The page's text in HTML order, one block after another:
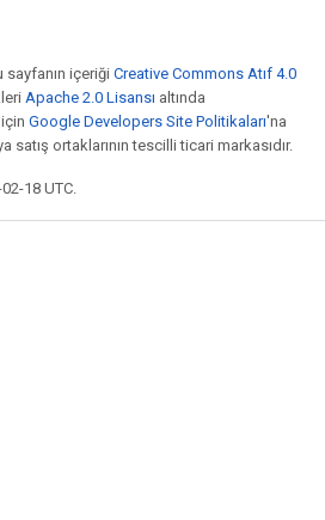
içeriği Creative Commons Atıf 4.0
Apache 2.0 Lisansı altında
için Google Developers Site Politikaları'na
satış ortaklarının tescilli ticari markasıdır.
18 UTC.